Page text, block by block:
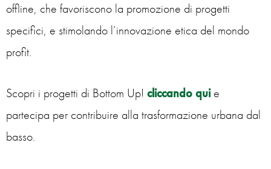
offline, che favoriscono la promozione di progetti
specifici, e stimolando l’innovazione etica del mondo
profit.
Scopri i progetti di Bottom Up! cliccando quie
partecipa per contribuire alla trasformazione urbana dal
basso.